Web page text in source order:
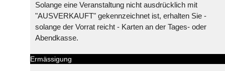
Solange eine Veranstaltung nicht ausdrücklich mit
"AUSVERKAUFT" gekennzeichnet ist, erhalten Sie -
solange der Vorrat reicht - Karten an der Tages- oder
Abendkasse.
Ermässigung